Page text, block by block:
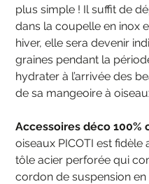
plus simple ! Il suffit de
dans la coupelle en inox
hiver, elle sera devenir
graines pendant la
hydrater à l’arrivée des
de sa mangeoire à
Accessoires déco 100%
oiseaux PICOTI est
tôle acier perforée qui
cordon de suspension